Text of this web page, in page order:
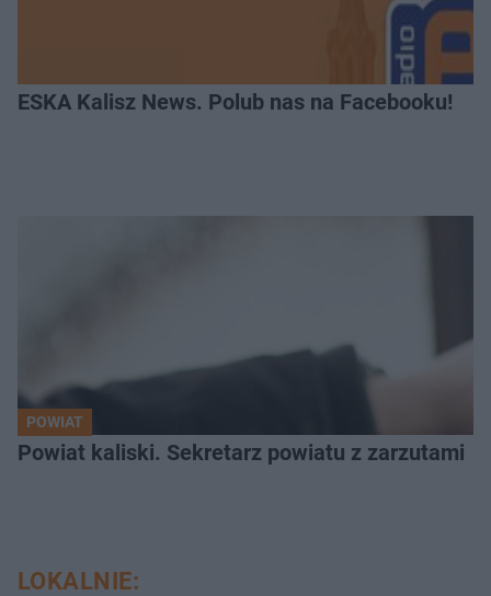
ESKA Kalisz News. Polub nas na Facebooku!
POWIAT
Powiat kaliski. Sekretarz powiatu z zarzutami
LOKALNIE: